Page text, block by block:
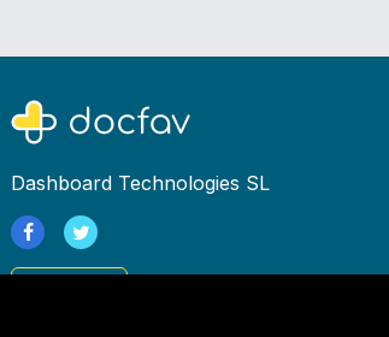
Dashboard Technologies SL